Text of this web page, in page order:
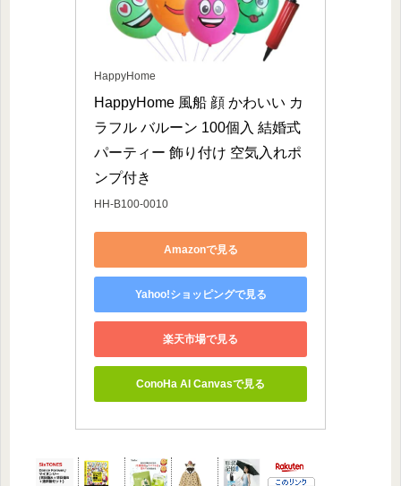
HappyHome
HappyHome 風船 顔 かわいい カ
ラフル バルーン 100個入 結婚式
パーティー 飾り付け 空気入れポ
ンプ付き
HH-B100-0010
Amazonで見る
Yahoo!ショッピングで見る
楽天市場で見る
ConoHa AI Canvasで見る